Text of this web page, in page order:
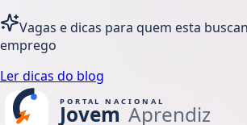
Vagas e dicas para quem esta
emprego
Ler dicas do blog